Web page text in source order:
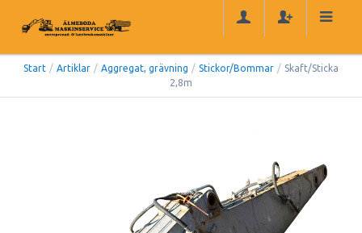
Start / Artiklar / Aggregat, grävning / Stickor/Bommar / Skaft/Sticka
2,8m